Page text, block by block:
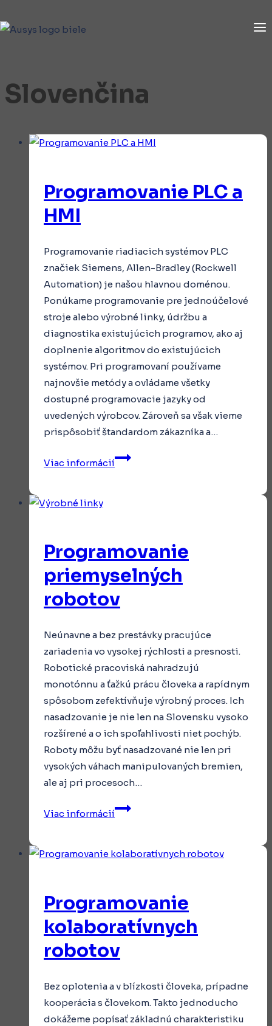
to
Slovenčina
Programovanie PLC a
HMI
Programovanie riadiacich systémov PLC
značiek Siemens, Allen-Bradley (Rockwell
Automation) je našou hlavnou doménou.
Ponúkame programovanie pre jednoúčelové
stroje alebo výrobné linky, údržbu a
diagnostika existujúcich programov, ako aj
doplnenie algoritmov do existujúcich
systémov. Pri programovaní používame
najnovšie metódy a ovládame všetky
dostupné programovacie jazyky od
uvedených výrobcov. Zároveň sa však vieme
prispôsobiť štandardom zákazníka a…
Viac informácií
Programovanie
Programovanie
priemyselných
robotov
Neúnavne a bez prestávky pracujúce
zariadenia vo vysokej rýchlosti a presnosti.
Robotické pracoviská nahradzujú
monotónnu a ťažkú prácu človeka a rapídnym
spôsobom zefektívňuje výrobný proces. Ich
nasadzovanie je nie len na Slovensku vysoko
rozšírené a o ich spoľahlivosti niet pochýb.
Roboty môžu byť nasadzované nie len pri
vysokých váhach manipulovaných bremien,
ale aj pri procesoch…
Viac informácií
Programovanie
Programovanie
kolaboratívnych
robotov
Bez oplotenia a v blízkosti človeka, prípadne
kooperácia s človekom. Takto jednoducho
dokážeme popísať základnú charakteristiku